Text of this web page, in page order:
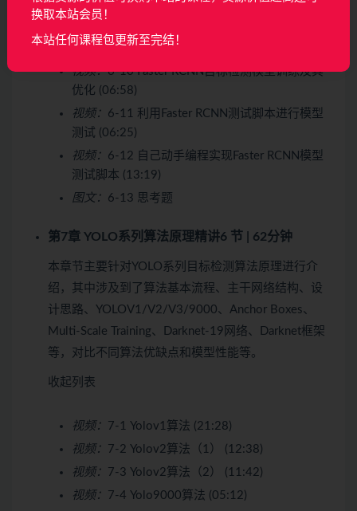
数配置介绍 (14:38)
操 (14:47)
视频：6-10 Faster RCNN目标检测模型训练及其
优化 (06:58)
视频： 6-11 利用Faster RCNN测试脚本进行模型
测试 (06:25)
视频： 6-12 自己动手编程实现Faster RCNN模型
测试脚本 (13:19)
图文： 6-13 思考题
第7章 YOLO系列算法原理精讲6 节 | 62分钟
本章节主要针对YOLO系列目标检测算法原理进行介
绍，其中涉及到了算法基本流程、主干网络结构、设
计思路、YOLOV1/V2/V3/9000、Anchor Boxes、
Multi-Scale Training、Darknet-19网络、Darknet框架
等，对比不同算法优缺点和模型性能等。
收起列表
视频： 7-1 Yolov1算法 (21:28)
视频： 7-2 Yolov2算法（1） (12:38)
视频： 7-3 Yolov2算法（2） (11:42)
视频： 7-4 Yolo9000算法 (05:12)
换取本站会员！
本站任何课程包更新至完结！